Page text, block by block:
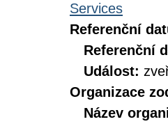
Services
Referenční
Referenční
Událost:
Organizace
Název